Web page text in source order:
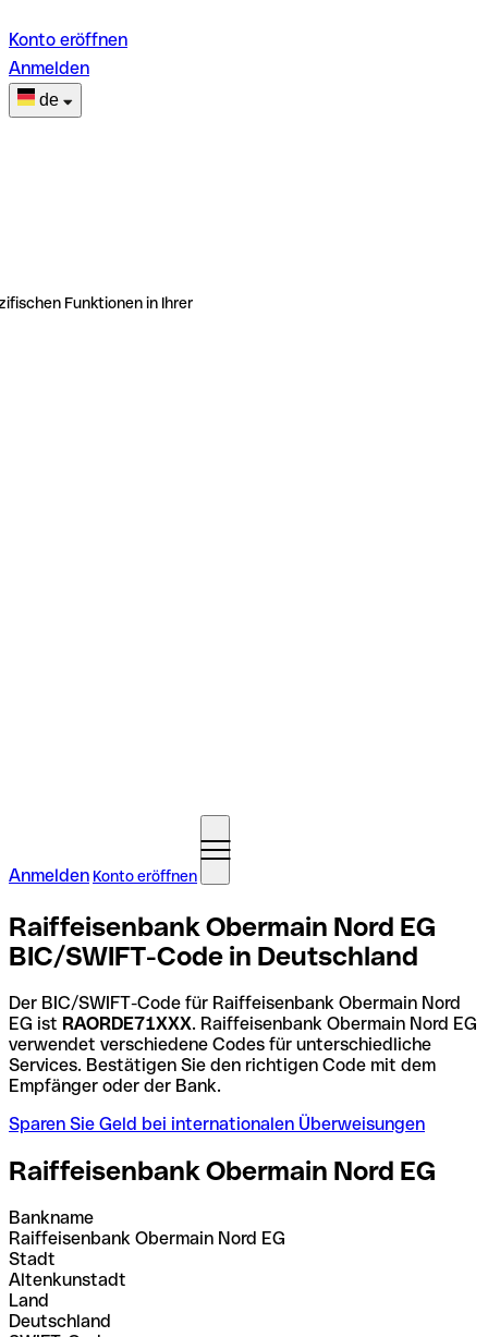
Konto eröffnen
Anmelden
de
Funktionen in Ihrer
Anmelden Konto eröffnen
Raiffeisenbank Obermain Nord EG
BIC/SWIFT-Code in Deutschland
Der BIC/SWIFT-Code für Raiffeisenbank Obermain Nord
EG ist RAORDE71XXX. Raiffeisenbank Obermain Nord EG
verwendet verschiedene Codes für unterschiedliche
Services. Bestätigen Sie den richtigen Code mit dem
Empfänger oder der Bank.
Sparen Sie Geld bei internationalen Überweisungen
Raiffeisenbank Obermain Nord EG
Bankname
Raiffeisenbank Obermain Nord EG
Stadt
Altenkunstadt
Land
Deutschland